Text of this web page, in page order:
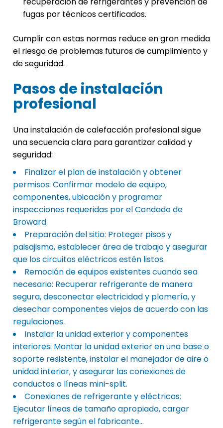
fugas por técnicos certificados.
Cumplir con estas normas reduce en gran medida
el riesgo de problemas futuros de cumplimiento y
de seguridad.
Pasos de instalación
profesional
Una instalación de calefacción profesional sigue
una secuencia clara para garantizar calidad y
seguridad:
Finalizar el plan de instalación y obtener
permisos: Confirmar modelo de equipo,
componentes, ubicación y programar
inspecciones requeridas por el Condado de
Broward.
Preparación del sitio: Proteger pisos y
paisajismo, establecer área de trabajo y asegurar
que los circuitos eléctricos estén listos.
Remoción de equipos existentes cuando sea
necesario: Recuperar refrigerante de manera
segura, desconectar electricidad y plomería, y
desechar componentes viejos de acuerdo con las
regulaciones.
Instalar la unidad exterior y componentes
interiores: Montar la unidad exterior en una base o
soporte resistente, instalar el manejador de aire o
unidad interior, y asegurar las conexiones de
conductos o líneas mini-split.
Conexiones de refrigerante y eléctricas:
Ejecutar líneas de tamaño apropiado, cargar
refrigerante según el fabricante...